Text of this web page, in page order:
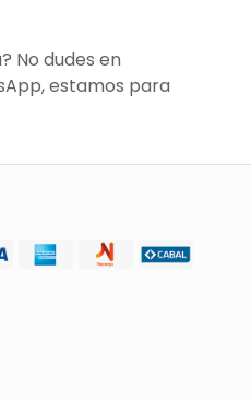
No dudes en
estamos para